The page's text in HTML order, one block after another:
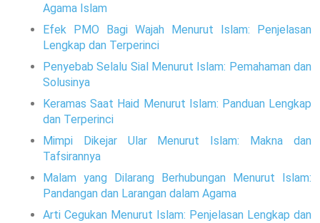
Agama Islam
Efek PMO Bagi Wajah Menurut Islam: Penjelasan
Lengkap dan Terperinci
Penyebab Selalu Sial Menurut Islam: Pemahaman dan
Solusinya
Keramas Saat Haid Menurut Islam: Panduan Lengkap
dan Terperinci
Mimpi Dikejar Ular Menurut Islam: Makna dan
Tafsirannya
Malam yang Dilarang Berhubungan Menurut Islam:
Pandangan dan Larangan dalam Agama
Arti Cegukan Menurut Islam: Penjelasan Lengkap dan